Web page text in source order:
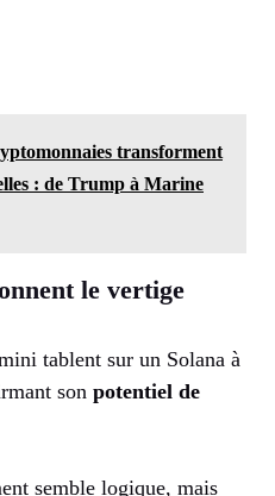
transforment
: de Trump à Marine
le vertige
tablent sur un Solana à
son potentiel de
semble logique, mais